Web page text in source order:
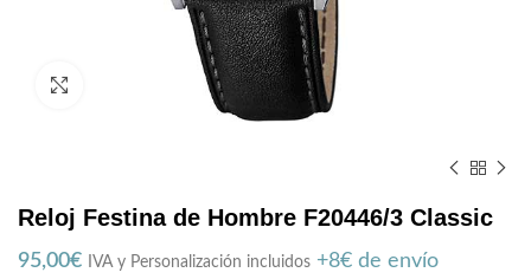
Reloj Festina de Hombre F20446/3 Classic
95,00€ IVA y Personalización incluidos +8€ de envío